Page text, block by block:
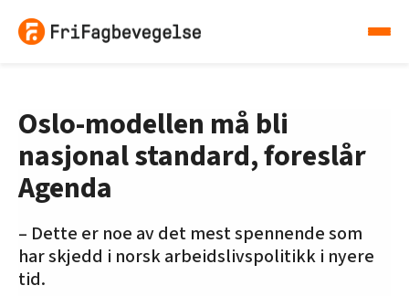
Oslo-modellen må bli
nasjonal standard, foreslår
Agenda
– Dette er noe av det mest spennende som
har skjedd i norsk arbeidslivspolitikk i nyere
tid.